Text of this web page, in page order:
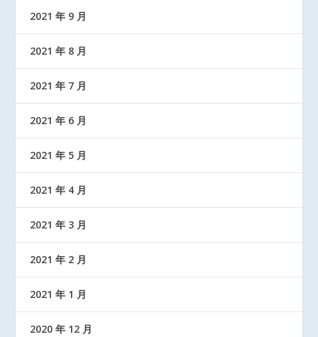
2021 年 9 月
2021 年 8 月
2021 年 7 月
2021 年 6 月
2021 年 5 月
2021 年 4 月
2021 年 3 月
2021 年 2 月
2021 年 1 月
2020 年 12 月